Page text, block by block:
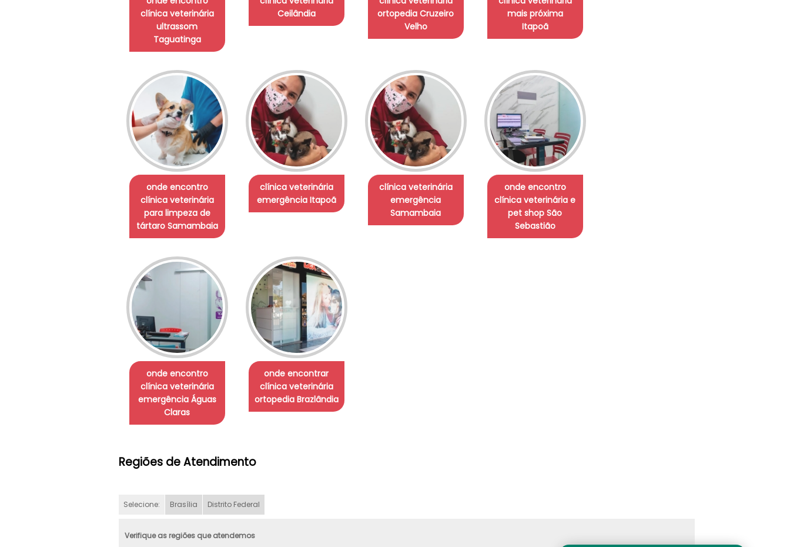
clínica veterinária
ultrassom
Taguatinga
Ceilândia
ortopedia Cruzeiro
Velho
mais próxima
Itapoã
onde encontro
clínica veterinária
para limpeza de
tártaro Samambaia
clínica veterinária
emergência Itapoã
clínica veterinária
emergência
Samambaia
onde encontro
clínica veterinária e
pet shop São
Sebastião
onde encontro
clínica veterinária
emergência Águas
Claras
onde encontrar
clínica veterinária
ortopedia Brazlândia
Regiões de Atendimento
Selecione: Brasília Distrito Federal
Verifique as regiões que atendemos